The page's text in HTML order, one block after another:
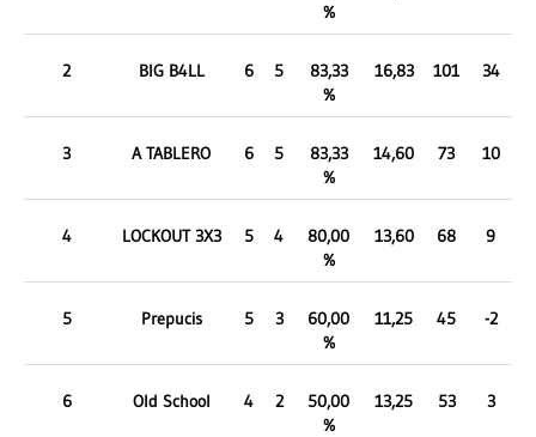
%
2 BIG B4LL 6 5
83,33
%
16,83 101 34
3 A TABLERO 6 5
83,33
%
14,60 73 10
4 LOCKOUT 3X3 5 4
80,00
%
13,60 68 9
5 Prepucis 5 3
60,00
%
11,25 45 -2
6 Old School 4 2
50,00
%
13,25 53 3